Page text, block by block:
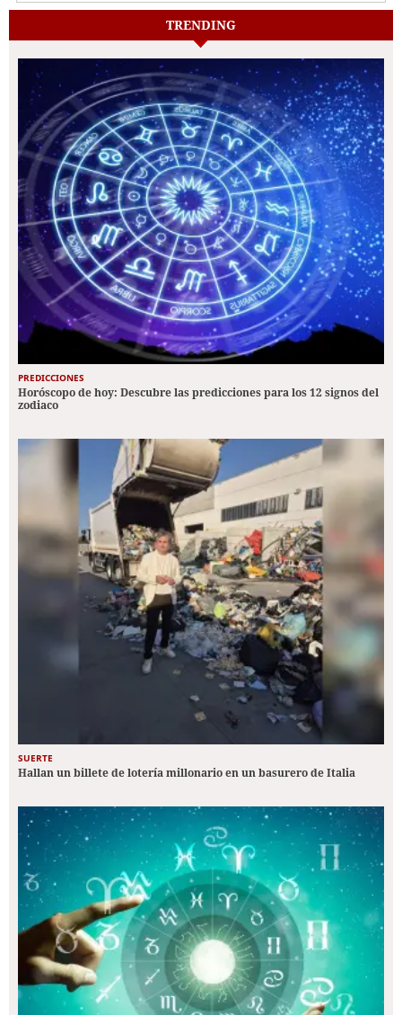
TRENDING
PREDICCIONES
Horóscopo de hoy: Descubre las predicciones para los 12 signos del
zodiaco
SUERTE
Hallan un billete de lotería millonario en un basurero de Italia